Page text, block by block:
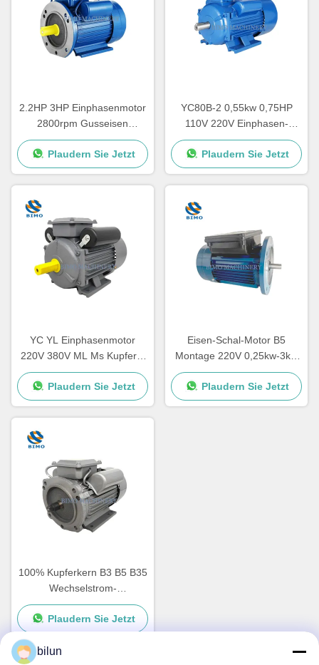
2.2HP 3HP Einphasenmotor
2800rpm Gusseisen
Gehäuse Kondensator
Startmotor CSR
Plaudern Sie Jetzt
YC80B-2 0,55kw 0,75HP
110V 220V Einphasen-
Elektromotor für
Luftkompressor
Plaudern Sie Jetzt
YC YL Einphasenmotor
220V 380V ML Ms Kupfer 2
Pole 4 Pole 2,2kw 1,5kw
1,1kw 0,75kw 3kw
Plaudern Sie Jetzt
Eisen-Schal-Motor B5
Montage 220V 0,25kw-3kw
Einphasen-Asynchronmotor
Plaudern Sie Jetzt
100% Kupferkern B3 B5 B35
Wechselstrom-
Einphasenmotor Eisen-
Schal-Motor Induktionsmotor
Plaudern Sie Jetzt
bilun